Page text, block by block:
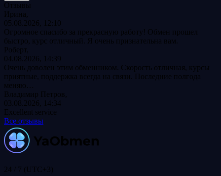
Отзывы
Ирина,
05.08.2026, 12:10
Огромное спасибо за прекрасную работу! Обмен прошел
быстро, курс отличный. Я очень признательна вам.
Роберт,
04.08.2026, 14:39
Очень доволен этим обменником. Скорость отличная, курсы
приятные, поддержка всегда на связи. Последние полгода
меняю…
Владимир Петров,
03.08.2026, 14:34
Excellent service
Все отзывы
24 / 7 (UTC+3)